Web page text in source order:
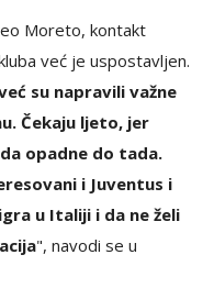
Moreto, kontakt
već je uspostavljen.
su napravili važne
Čekaju ljeto, jer
opadne do tada.
i Juventus i
u Italiji i da ne želi
", navodi se u